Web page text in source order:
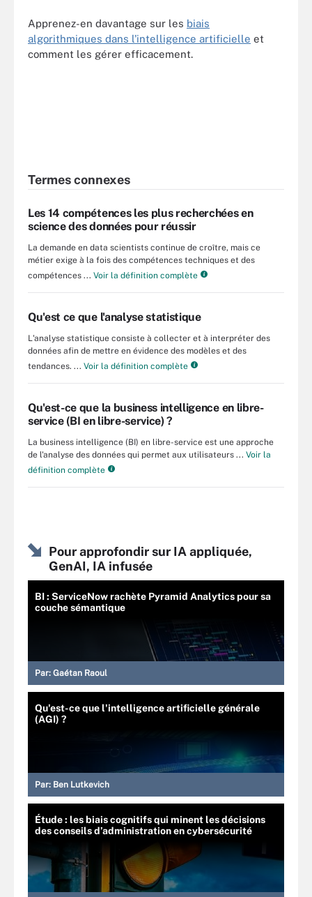
Apprenez-en davantage sur les biais
algorithmiques dans l'intelligence artificielle et
comment les gérer efficacement.
Termes connexes
Les 14 compétences les plus recherchées en
science des données pour réussir
La demande en data scientists continue de croître, mais ce
métier exige à la fois des compétences techniques et des
compétences ... Voir la définition complète
Qu'est ce que l'analyse statistique
L'analyse statistique consiste à collecter et à interpréter des
données afin de mettre en évidence des modèles et des
tendances. ... Voir la définition complète
Qu'est-ce que la business intelligence en libre-
service (BI en libre-service) ?
La business intelligence (BI) en libre-service est une approche
de l'analyse des données qui permet aux utilisateurs ... Voir la
définition complète
Pour approfondir sur IA appliquée,
GenAI, IA infusée
BI : ServiceNow rachète Pyramid Analytics pour sa
couche sémantique
Par: Gaétan Raoul
Qu'est-ce que l'intelligence artificielle générale
(AGI) ?
Par: Ben Lutkevich
Étude : les biais cognitifs qui minent les décisions
des conseils d’administration en cybersécurité